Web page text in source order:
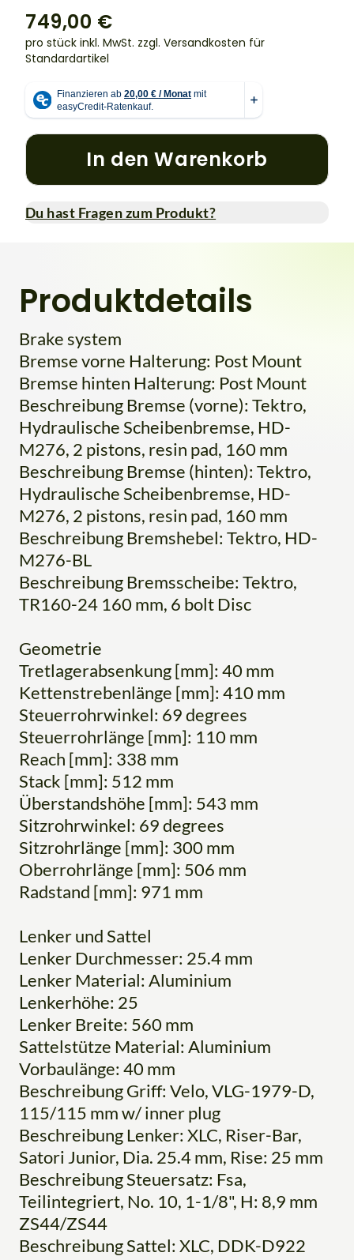
749,00 €
pro stück inkl. MwSt. zzgl. Versandkosten für
Standardartikel
In den Warenkorb
Du hast Fragen zum Produkt?
Produktdetails
Brake system
Bremse vorne Halterung: Post Mount
Bremse hinten Halterung: Post Mount
Beschreibung Bremse (vorne): Tektro,
Hydraulische Scheibenbremse, HD-
M276, 2 pistons, resin pad, 160 mm
Beschreibung Bremse (hinten): Tektro,
Hydraulische Scheibenbremse, HD-
M276, 2 pistons, resin pad, 160 mm
Beschreibung Bremshebel: Tektro, HD-
M276-BL
Beschreibung Bremsscheibe: Tektro,
TR160-24 160 mm, 6 bolt Disc
Geometrie
Tretlagerabsenkung [mm]: 40 mm
Kettenstrebenlänge [mm]: 410 mm
Steuerrohrwinkel: 69 degrees
Steuerrohrlänge [mm]: 110 mm
Reach [mm]: 338 mm
Stack [mm]: 512 mm
Überstandshöhe [mm]: 543 mm
Sitzrohrwinkel: 69 degrees
Sitzrohrlänge [mm]: 300 mm
Oberrohrlänge [mm]: 506 mm
Radstand [mm]: 971 mm
Lenker und Sattel
Lenker Durchmesser: 25.4 mm
Lenker Material: Aluminium
Lenkerhöhe: 25
Lenker Breite: 560 mm
Sattelstütze Material: Aluminium
Vorbaulänge: 40 mm
Beschreibung Griff: Velo, VLG-1979-D,
115/115 mm w/ inner plug
Beschreibung Lenker: XLC, Riser-Bar,
Satori Junior, Dia. 25.4 mm, Rise: 25 mm
Beschreibung Steuersatz: Fsa,
Teilintegriert, No. 10, 1-1/8", H: 8,9 mm
ZS44/ZS44
Beschreibung Sattel: XLC, DDK-D922